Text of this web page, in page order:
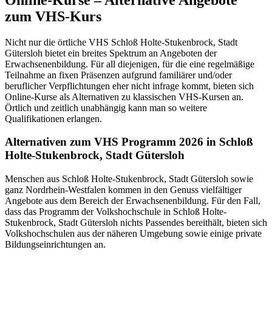
zum VHS-Kurs
Nicht nur die örtliche VHS Schloß Holte-Stukenbrock, Stadt
Gütersloh bietet ein breites Spektrum an Angeboten der
Erwachsenenbildung. Für all diejenigen, für die eine regelmäßige
Teilnahme an fixen Präsenzen aufgrund familiärer und/oder
beruflicher Verpflichtungen eher nicht infrage kommt, bieten sich
Online-Kurse als Alternativen zu klassischen VHS-Kursen an.
Örtlich und zeitlich unabhängig kann man so weitere
Qualifikationen erlangen.
Alternativen zum VHS Programm 2026 in Schloß
Holte-Stukenbrock, Stadt Gütersloh
Menschen aus Schloß Holte-Stukenbrock, Stadt Gütersloh sowie
ganz Nordrhein-Westfalen kommen in den Genuss vielfältiger
Angebote aus dem Bereich der Erwachsenenbildung. Für den Fall,
dass das Programm der Volkshochschule in Schloß Holte-
Stukenbrock, Stadt Gütersloh nichts Passendes bereithält, bieten sich
Volkshochschulen aus der näheren Umgebung sowie einige private
Bildungseinrichtungen an.